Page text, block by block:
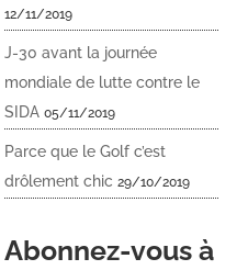
12/11/2019
J-30 avant la journée
mondiale de lutte contre le
SIDA 05/11/2019
Parce que le Golf c’est
drôlement chic 29/10/2019
Abonnez-vous à